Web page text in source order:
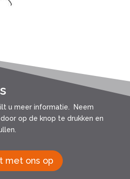
u meer informatie. Neem
op de knop te drukken en
met ons op